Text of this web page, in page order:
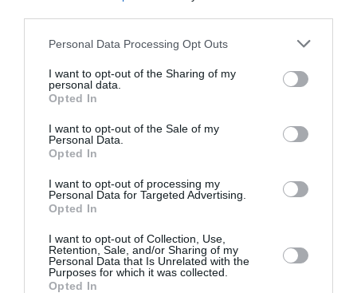
Personal Data Processing Opt Outs
I want to opt-out of the Sharing of my
personal data.
Opted In
I want to opt-out of the Sale of my
Personal Data.
Opted In
I want to opt-out of processing my
Personal Data for Targeted Advertising.
Opted In
I want to opt-out of Collection, Use,
Retention, Sale, and/or Sharing of my
Personal Data that Is Unrelated with the
Purposes for which it was collected.
Opted In
RÉPONDRE
LAISSER UN COMMENTAIRE
Appel aux lecteurs !
Soutenez Air Journal participez
développement !